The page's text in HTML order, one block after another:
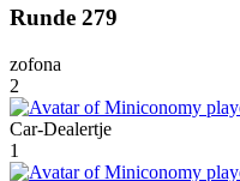
Runde 279
zofona
2
Car-Dealertje
1